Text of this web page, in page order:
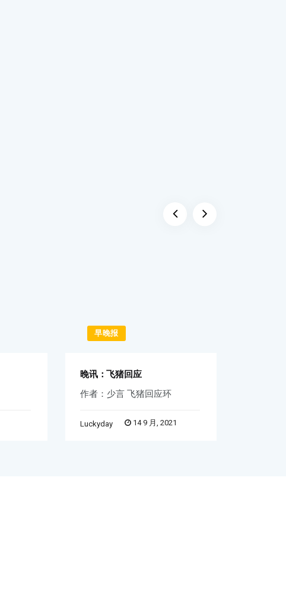
早晚报
晚讯：飞猪回应
作者：少言 飞猪回应环
Luckyday 14 9 月, 2021